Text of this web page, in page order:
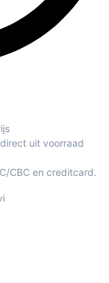
uit voorraad
CBC en creditcard.